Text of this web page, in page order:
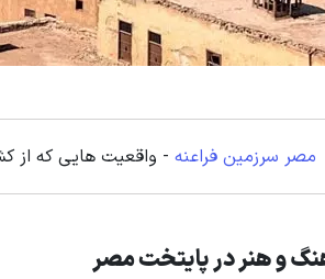
مصر سرزمین فراعنه - واقعیت هایی که از
و هنر در پایتخت مصر